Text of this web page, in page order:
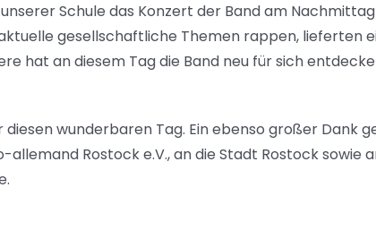
Schule das Konzert der Band am
gesellschaftliche Themen rappen, lieferten
hat an diesem Tag die Band neu für sich
wunderbaren Tag. Ein ebenso großer Dank
Rostock e.V., an die Stadt Rostock